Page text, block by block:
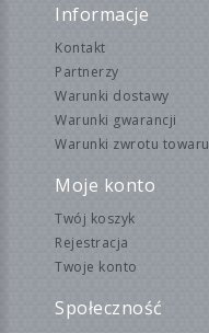
Informacje
Kontakt
Partnerzy
Warunki dostawy
Warunki gwarancji
Warunki zwrotu towaru
Moje konto
Twój koszyk
Rejestracja
Twoje konto
Społeczność